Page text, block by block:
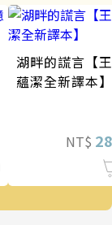
湖畔的謊言【王
蘊潔全新譯本】
NT$